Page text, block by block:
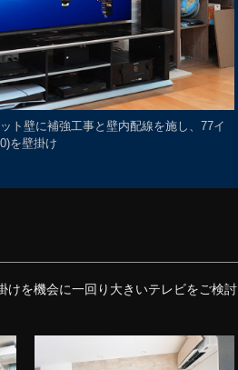
ト壁に補強工事と壁内配線を施し、77イ
を壁掛け
けを機会に一回り大きいテレビをご検討